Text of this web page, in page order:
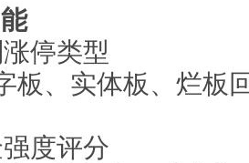
停类型
板、实体板、烂板
度评分